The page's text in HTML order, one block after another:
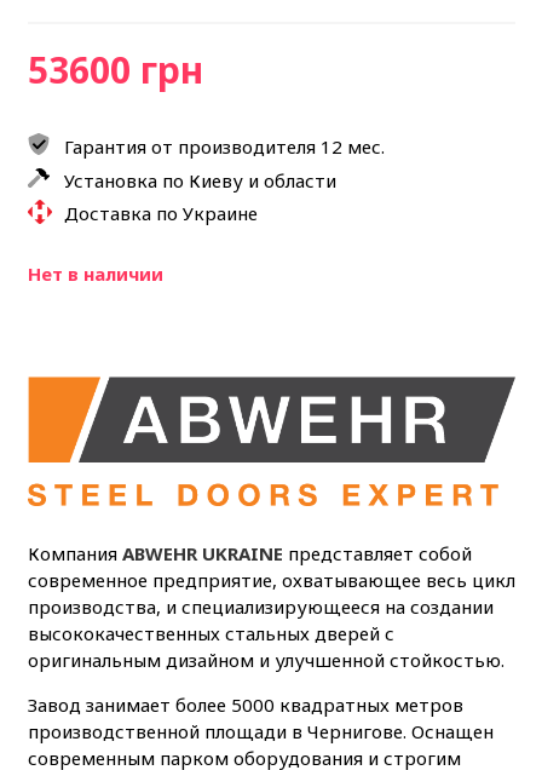
53600 грн
Гарантия от производителя 12 мес.
Установка по Киеву и области
Доставка по Украине
Нет в наличии
Компания ABWEHR UKRAINE представляет собой
современное предприятие, охватывающее весь цикл
производства, и специализирующееся на создании
высококачественных стальных дверей с
оригинальным дизайном и улучшенной стойкостью.
Завод занимает более 5000 квадратных метров
производственной площади в Чернигове. Оснащен
современным парком оборудования и строгим